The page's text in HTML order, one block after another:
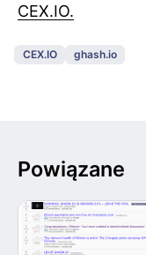
CEX.IO.
CEX.IO ghash.io
Powiązane